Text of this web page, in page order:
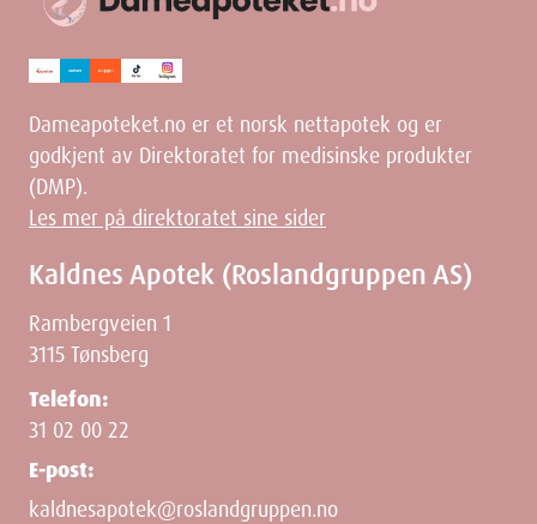
Dameapoteket.no er et norsk nettapotek og er
godkjent av Direktoratet for medisinske produkter
(DMP).
Les mer på direktoratet sine sider
Kaldnes Apotek (Roslandgruppen AS)
Rambergveien 1
3115 Tønsberg
Telefon:
31 02 00 22
E-post:
kaldnesapotek@roslandgruppen.no